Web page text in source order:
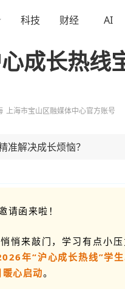
科技 财经 AI
成长热线
上海市宝山区融媒体中心官方账号
准解决成长烦恼？
请函来啦！
悄来敲门，学习有点小
年“沪心成长热线”学
心启动。